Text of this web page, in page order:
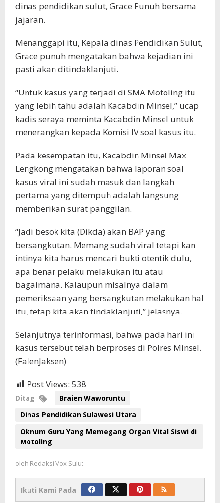
dinas pendidikan sulut, Grace Punuh bersama
jajaran.
Menanggapi itu, Kepala dinas Pendidikan Sulut,
Grace punuh mengatakan bahwa kejadian ini
pasti akan ditindaklanjuti.
“Untuk kasus yang terjadi di SMA Motoling itu
yang lebih tahu adalah Kacabdin Minsel,” ucap
kadis seraya meminta Kacabdin Minsel untuk
menerangkan kepada Komisi IV soal kasus itu.
Pada kesempatan itu, Kacabdin Minsel Max
Lengkong mengatakan bahwa laporan soal
kasus viral ini sudah masuk dan langkah
pertama yang ditempuh adalah langsung
memberikan surat panggilan.
“Jadi besok kita (Dikda) akan BAP yang
bersangkutan. Memang sudah viral tetapi kan
intinya kita harus mencari bukti otentik dulu,
apa benar pelaku melakukan itu atau
bagaimana. Kalaupun misalnya dalam
pemeriksaan yang bersangkutan melakukan hal
itu, tetap kita akan tindaklanjuti,” jelasnya.
Selanjutnya terinformasi, bahwa pada hari ini
kasus tersebut telah berproses di Polres Minsel.
(FalenJaksen)
Post Views: 538
Ditag
Braien Waworuntu
Dinas Pendidikan Sulawesi Utara
Oknum Guru Yang Memegang Organ Vital Siswi di
Motoling
oleh Redaksi Vox Sulut
Ikuti Kami Pada